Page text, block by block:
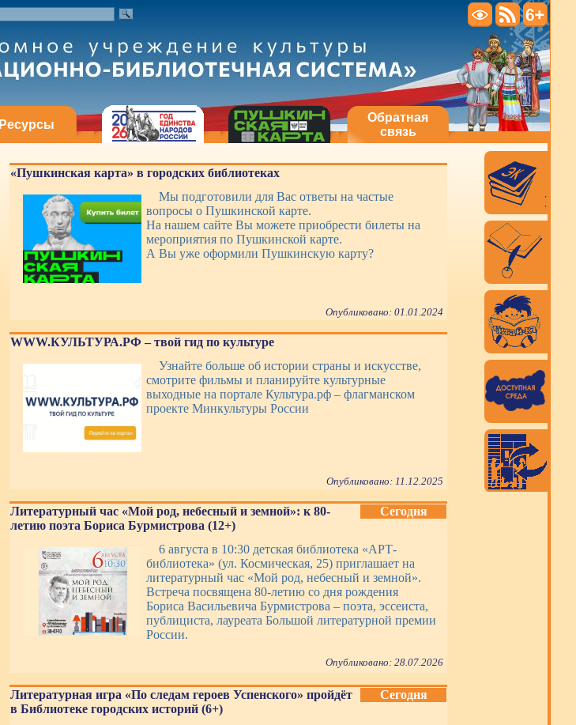
Ресурсы
Обратная
связь
«Пушкинская карта» в городских библиотеках
Мы подготовили для Вас ответы на частые
вопросы о Пушкинской карте.
На нашем сайте Вы можете приобрести билеты на
мероприятия по Пушкинской карте.
А Вы уже оформили Пушкинскую карту?
Опубликовано: 01.01.2024
WWW.КУЛЬТУРА.РФ – твой гид по культуре
Узнайте больше об истории страны и искусстве,
смотрите фильмы и планируйте культурные
выходные на портале Культура.рф – флагманском
проекте Минкультуры России
Опубликовано: 11.12.2025
Литературный час «Мой род, небесный и земной»: к 80-
летию поэта Бориса Бурмистрова (12+)
Сегодня
6 августа в 10:30 детская библиотека «АРТ-
библиотека» (ул. Космическая, 25) приглашает на
литературный час «Мой род, небесный и земной».
Встреча посвящена 80-летию со дня рождения
Бориса Васильевича Бурмистрова – поэта, эссеиста,
публициста, лауреата Большой литературной премии
России.
Опубликовано: 28.07.2026
Литературная игра «По следам героев Успенского» пройдёт
в Библиотеке городских историй (6+)
Сегодня